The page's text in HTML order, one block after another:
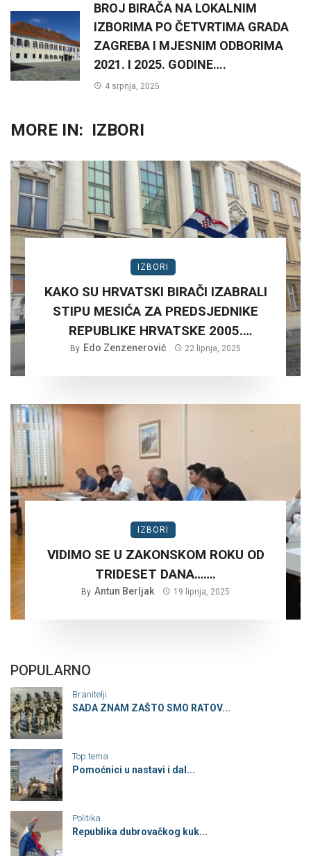
BROJ BIRAČA NA LOKALNIM
IZBORIMA PO ČETVRTIMA GRADA
ZAGREBA I MJESNIM ODBORIMA
2021. I 2025. GODINE….
4 srpnja, 2025
MORE IN: IZBORI
IZBORI
KAKO SU HRVATSKI BIRAČI IZABRALI
STIPU MESIĆA ZA PREDSJEDNIKE
REPUBLIKE HRVATSKE 2005.
GODINE?
By Edo Zenzenerović 22 lipnja, 2025
IZBORI
VIDIMO SE U ZAKONSKOM ROKU OD
TRIDESET DANA…….
By Antun Berljak 19 lipnja, 2025
POPULARNO
Branitelji
SADA ZNAM ZAŠTO SMO RATOV...
Top tema
Pomoćnici u nastavi i dal...
Politika
Republika dubrovačkog kuk...